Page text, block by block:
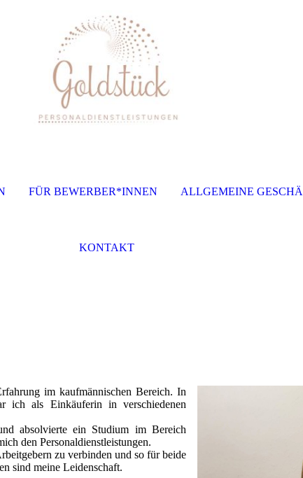
FÜR BEWERBER*INNEN ALLGEMEINE
KONTAKT
im kaufmännischen Bereich. In
ich als Einkäuferin in verschiedenen
absolvierte ein Studium im Bereich
den Personaldienstleistungen.
zu verbinden und so für beide
sind meine Leidenschaft.